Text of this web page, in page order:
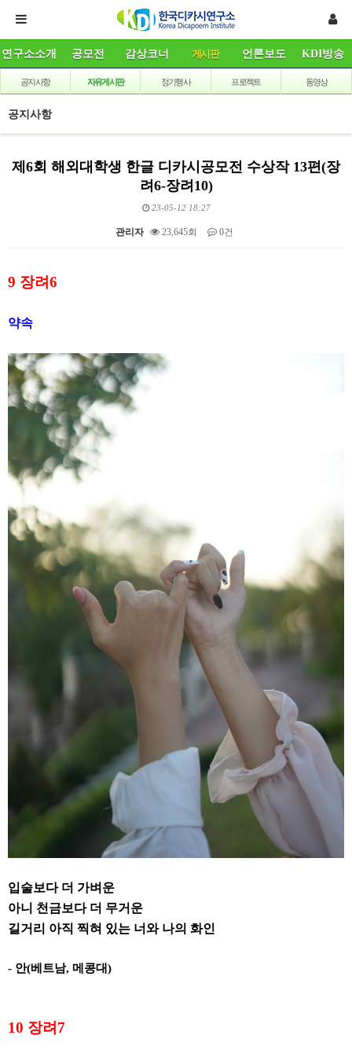
연구소소개 공모전 감상코너 게시판 언론보도 KDI방송
공지사항 자유게시판 정기행사 프로젝트 동영상
공지사항
제6회 해외대학생 한글 디카시공모전 수상작 13편(장
려6-장려10)
23-05-12 18:27
관리자 23,645회 0건
9 장려6
약속
입술보다 더 가벼운
아니 천금보다 더 무거운
길거리 아직 찍혀 있는 너와 나의 화인
- 안(베트남, 메콩대)
10 장려 7